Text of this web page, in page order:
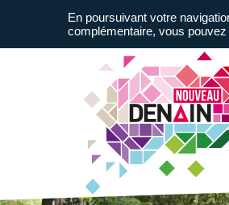
En poursuivant votre
complémentaire, vous